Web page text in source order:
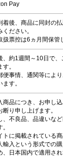
Pay
着後、商品に同封の
ださい。
扱票控は6ヵ月間保管
、約1週間～10日で
。
事情、通関等によ
す。
商品につき、お申し
断り申し上げます。
、不良品、品違いな
に掲載されている
輸入という形式での購
、日本国内で適用さ